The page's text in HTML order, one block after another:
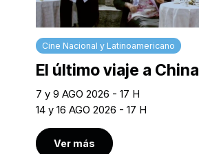
Cine Nacional y Latinoamericano
El último viaje a China
7 y 9 AGO 2026 - 17 H
14 y 16 AGO 2026 - 17 H
Ver más